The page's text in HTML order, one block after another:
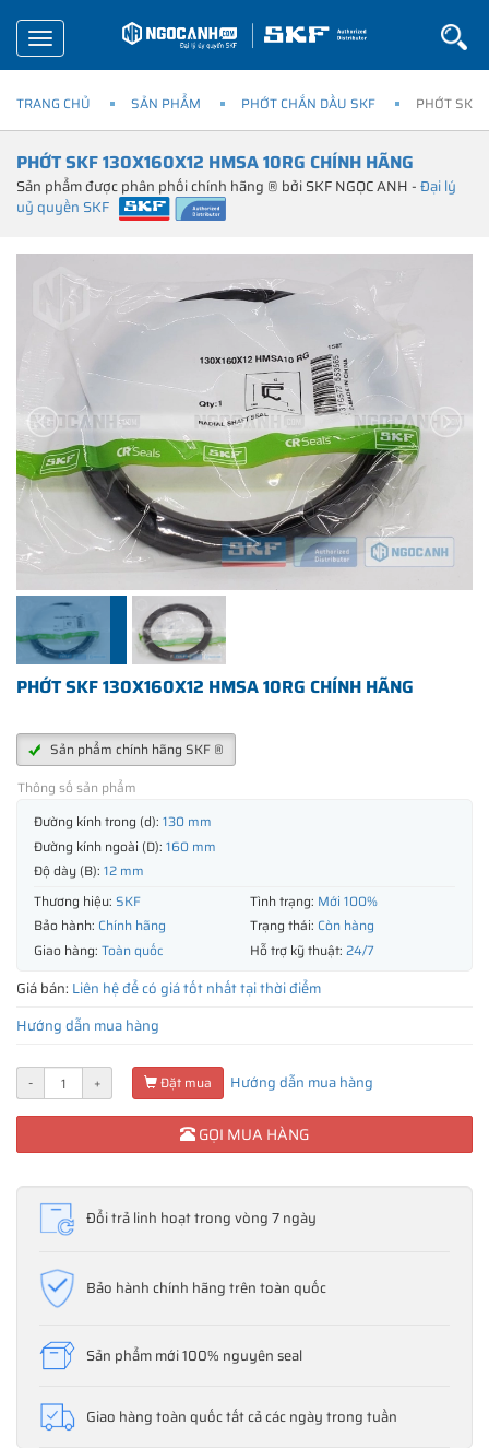
Toggle
navigation
TRANG CHỦ SẢN PHẨM PHỚT CHẮN DẦU SKF PHỚT SKF
PHỚT SKF 130X160X12 HMSA 10RG CHÍNH HÃNG
Sản phẩm được phân phối chính hãng ® bởi SKF NGỌC ANH -Đại lý
uỷ quyền SKF
PHỚT SKF 130X160X12 HMSA 10RG CHÍNH HÃNG
Sản phẩm chính hãng SKF ®
Thông số sản phẩm
Đường kính trong (d): 130 mm
Đường kính ngoài (D): 160 mm
Độ dày (B): 12 mm
Thương hiệu: SKF Tình trạng: Mới 100%
Bảo hành: Chính hãng Trạng thái: Còn hàng
Giao hàng: Toàn quốc Hỗ trợ kỹ thuật: 24/7
Giá bán: Liên hệ để có giá tốt nhất tại thời điểm
Hướng dẫn mua hàng
- + Đặt mua Hướng dẫn mua hàng
GỌI MUA HÀNG
Đổi trả linh hoạt trong vòng 7 ngày
Bảo hành chính hãng trên toàn quốc
Sản phẩm mới 100% nguyên seal
Giao hàng toàn quốc tất cả các ngày trong tuần